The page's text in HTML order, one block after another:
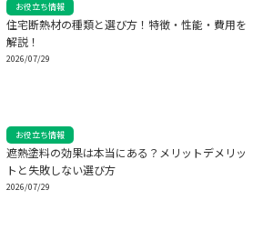
お役立ち情報
住宅断熱材の種類と選び方！特徴・性能・費用を
解説！
2026/07/29
お役立ち情報
遮熱塗料の効果は本当にある？メリットデメリッ
トと失敗しない選び方
2026/07/29